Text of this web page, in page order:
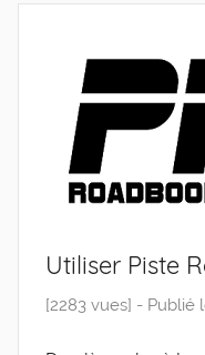
Utiliser Piste
[2283 vues] - Publié